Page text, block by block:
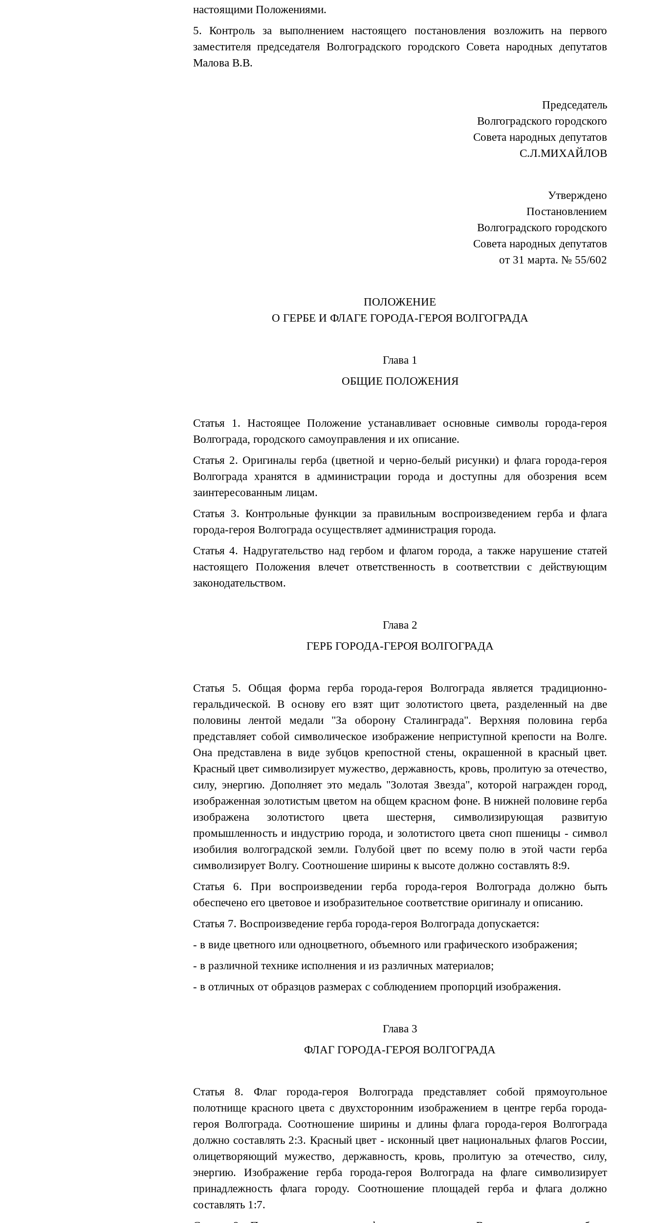
настоящими Положениями.
5. Контроль за выполнением настоящего постановления возложить на первого
заместителя председателя Волгоградского городского Совета народных депутатов
Малова В.В.
Председатель
Волгоградского городского
Совета народных депутатов
С.Л.МИХАЙЛОВ
Утверждено
Постановлением
Волгоградского городского
Совета народных депутатов
от 31 марта. № 55/602
ПОЛОЖЕНИЕ
О ГЕРБЕ И ФЛАГЕ ГОРОДА-ГЕРОЯ ВОЛГОГРАДА
Глава 1
ОБЩИЕ ПОЛОЖЕНИЯ
Статья 1. Настоящее Положение устанавливает основные символы города-героя
Волгограда, городского самоуправления и их описание.
Статья 2. Оригиналы герба (цветной и черно-белый рисунки) и флага города-героя
Волгограда хранятся в администрации города и доступны для обозрения всем
заинтересованным лицам.
Статья 3. Контрольные функции за правильным воспроизведением герба и флага
города-героя Волгограда осуществляет администрация города.
Статья 4. Надругательство над гербом и флагом города, а также нарушение статей
настоящего Положения влечет ответственность в соответствии с действующим
законодательством.
Глава 2
ГЕРБ ГОРОДА-ГЕРОЯ ВОЛГОГРАДА
Статья 5. Общая форма герба города-героя Волгограда является традиционно-
геральдической. В основу его взят щит золотистого цвета, разделенный на две
половины лентой медали "За оборону Сталинграда". Верхняя половина герба
представляет собой символическое изображение неприступной крепости на Волге.
Она представлена в виде зубцов крепостной стены, окрашенной в красный цвет.
Красный цвет символизирует мужество, державность, кровь, пролитую за отечество,
силу, энергию. Дополняет это медаль "Золотая Звезда", которой награжден город,
изображенная золотистым цветом на общем красном фоне. В нижней половине герба
изображена золотистого цвета шестерня, символизирующая развитую
промышленность и индустрию города, и золотистого цвета сноп пшеницы - символ
изобилия волгоградской земли. Голубой цвет по всему полю в этой части герба
символизирует Волгу. Соотношение ширины к высоте должно составлять 8:9.
Статья 6. При воспроизведении герба города-героя Волгограда должно быть
обеспечено его цветовое и изобразительное соответствие оригиналу и описанию.
Статья 7. Воспроизведение герба города-героя Волгограда допускается:
- в виде цветного или одноцветного, объемного или графического изображения;
- в различной технике исполнения и из различных материалов;
- в отличных от образцов размерах с соблюдением пропорций изображения.
Глава 3
ФЛАГ ГОРОДА-ГЕРОЯ ВОЛГОГРАДА
Статья 8. Флаг города-героя Волгограда представляет собой прямоугольное
полотнище красного цвета с двухсторонним изображением в центре герба города-
героя Волгограда. Соотношение ширины и длины флага города-героя Волгограда
должно составлять 2:3. Красный цвет - исконный цвет национальных флагов России,
олицетворяющий мужество, державность, кровь, пролитую за отечество, силу,
энергию. Изображение герба города-героя Волгограда на флаге символизирует
принадлежность флага городу. Соотношение площадей герба и флага должно
составлять 1:7.